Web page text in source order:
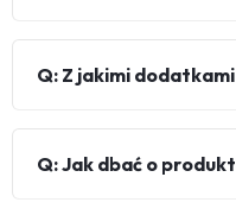
Q: Z jakimi
Q: Jak dbać o